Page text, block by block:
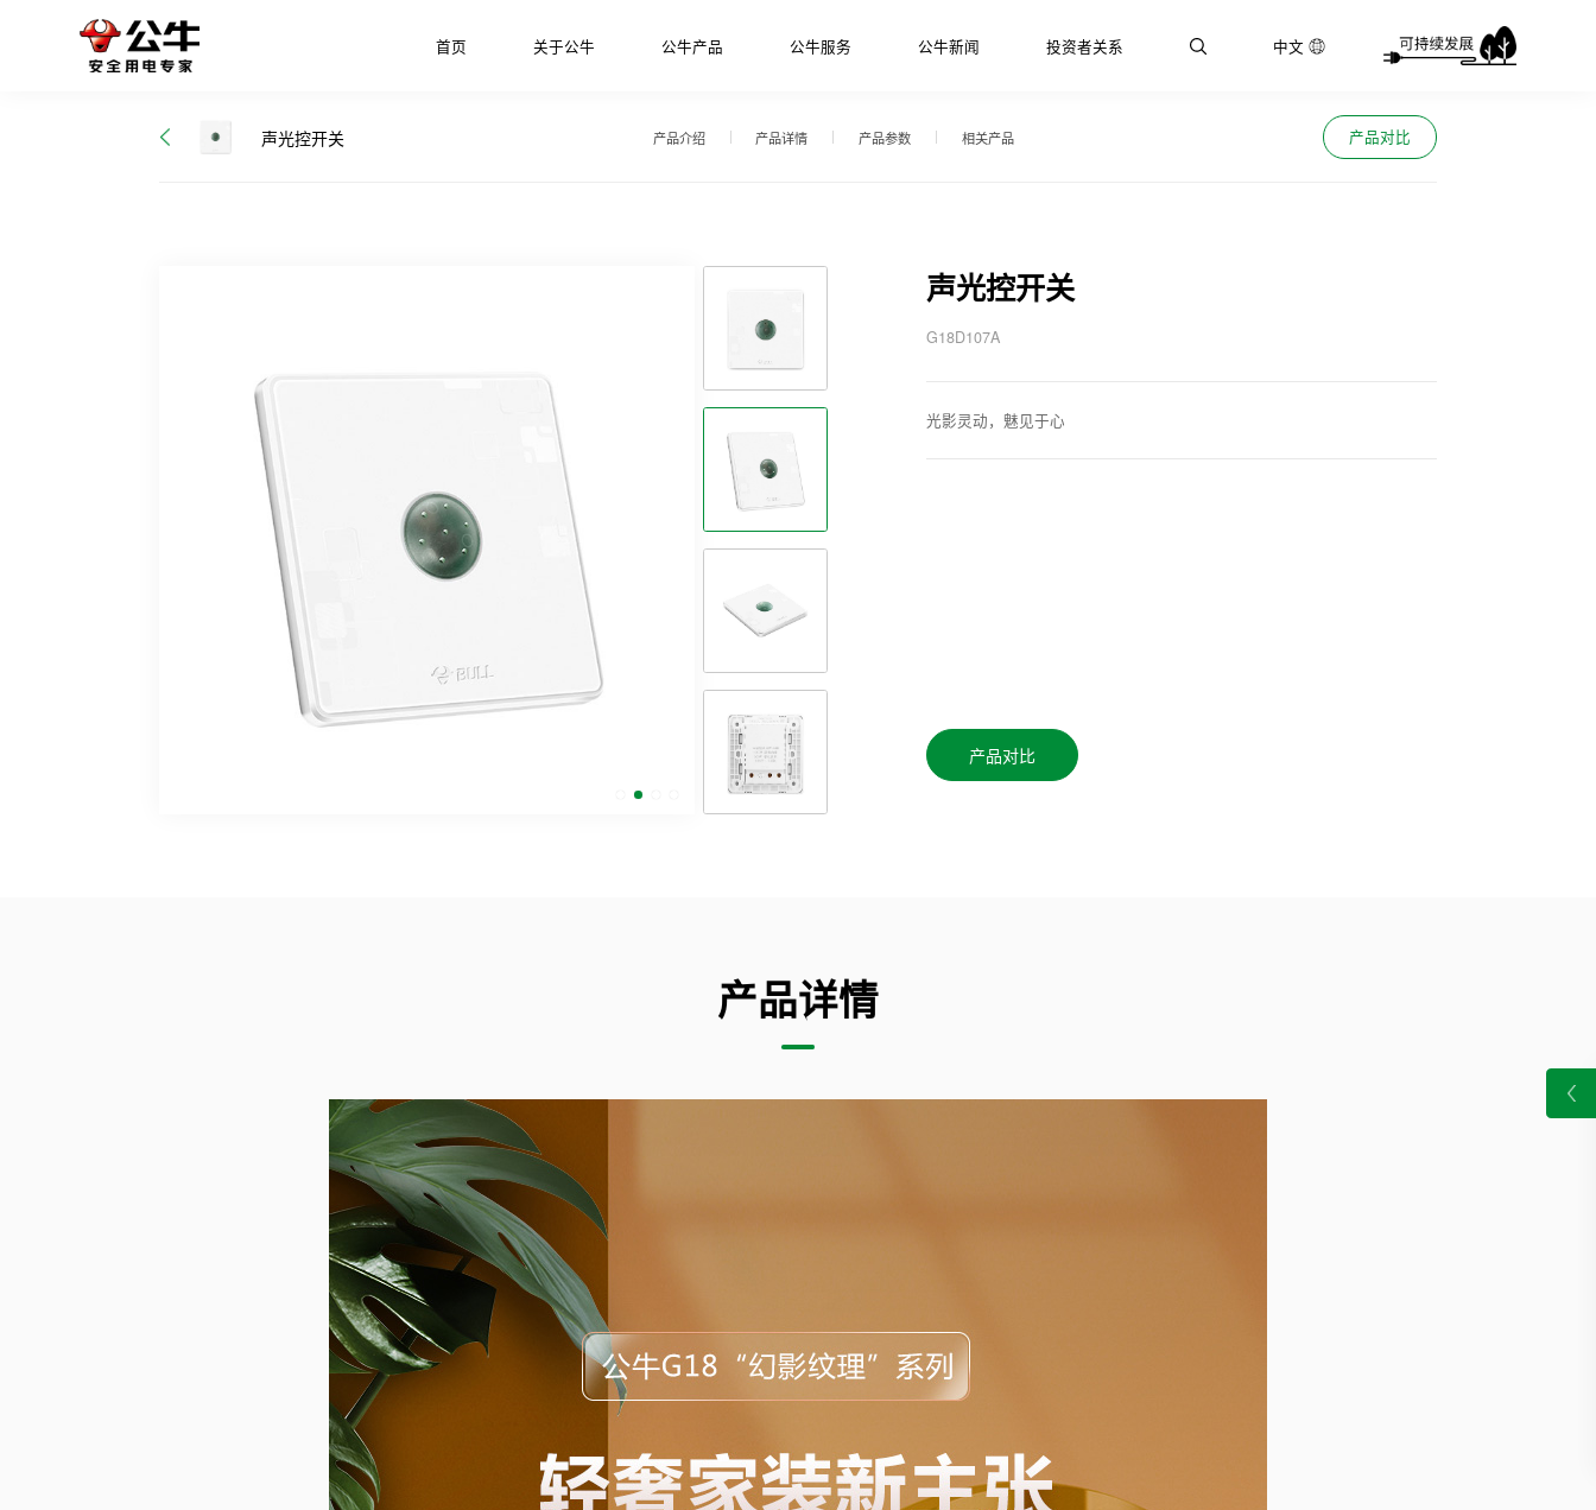
首页 关于公牛 公牛产品 公牛服务 公牛新闻 投资者关系 中文
声光控开关 产品介绍 产品详情 产品参数 相关产品 产品对比
声光控开关
G18D107A
光影灵动，魅见于心
产品对比
产品详情